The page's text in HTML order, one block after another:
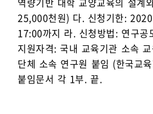
25,000천원) 다. 신청기한:
17:00까지 라. 신청방법: 연구
지원자격: 국내 교육기관 소속
단체 소속 연구원 붙임 (한국교
붙임문서 각 1부. 끝.